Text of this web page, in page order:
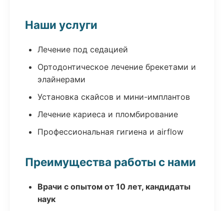
Наши услуги
Лечение под седацией
Ортодонтическое лечение брекетами и
элайнерами
Установка скайсов и мини-имплантов
Лечение кариеса и пломбирование
Профессиональная гигиена и airflow
Преимущества работы с нами
Врачи с опытом от 10 лет, кандидаты
наук